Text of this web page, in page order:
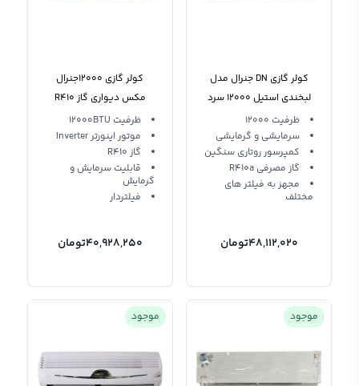
کولر گازی DN جنرال مدل
لبخندی استیل 12000 سرد
و گرم GNR-12GW AA T3
ظرفیت 12000
سرمایشی و گرمایشی
کمپرسور روتاری سنگین
گاز مصرفی R410a
مجهز به فیلتر های
مختلف
48,112,020تومان
کولر گازی 12000جنرال
مکس دیواری گاز R410
اینورتر GM-S12000 Inverter
General Max
ظرفیت 12000BTU
موتور اینورتر Inverter
گاز R410
قابلیت سرمایش و
گرمایش
فیلتردار
40,928,250تومان
موجود موجود